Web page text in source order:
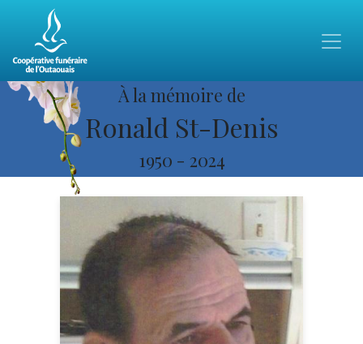
À la mémoire de
Ronald St-Denis
1950 - 2024